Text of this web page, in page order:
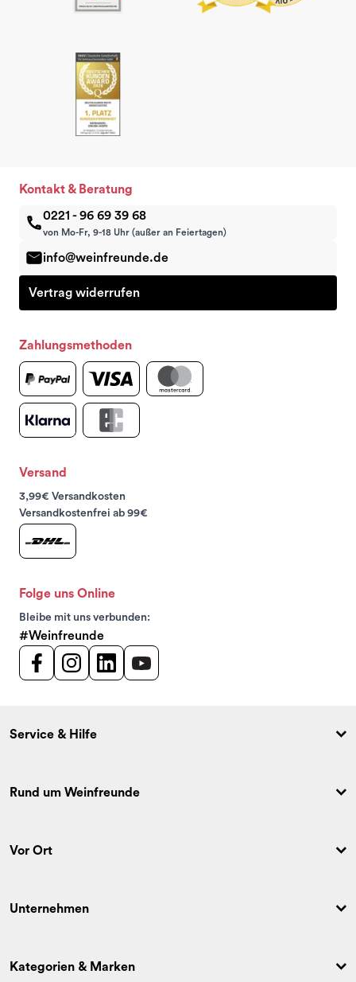
Kontakt & Beratung
0221 - 96 69 39 68
von Mo-Fr, 9-18 Uhr (außer an Feiertagen)
info@weinfreunde.de
Vertrag widerrufen
Zahlungsmethoden
Versand
3,99€ Versandkosten
Versandkostenfrei ab 99€
Folge uns Online
Bleibe mit uns verbunden:
#Weinfreunde
Service & Hilfe
Rund um Weinfreunde
Vor Ort
Unternehmen
Kategorien & Marken